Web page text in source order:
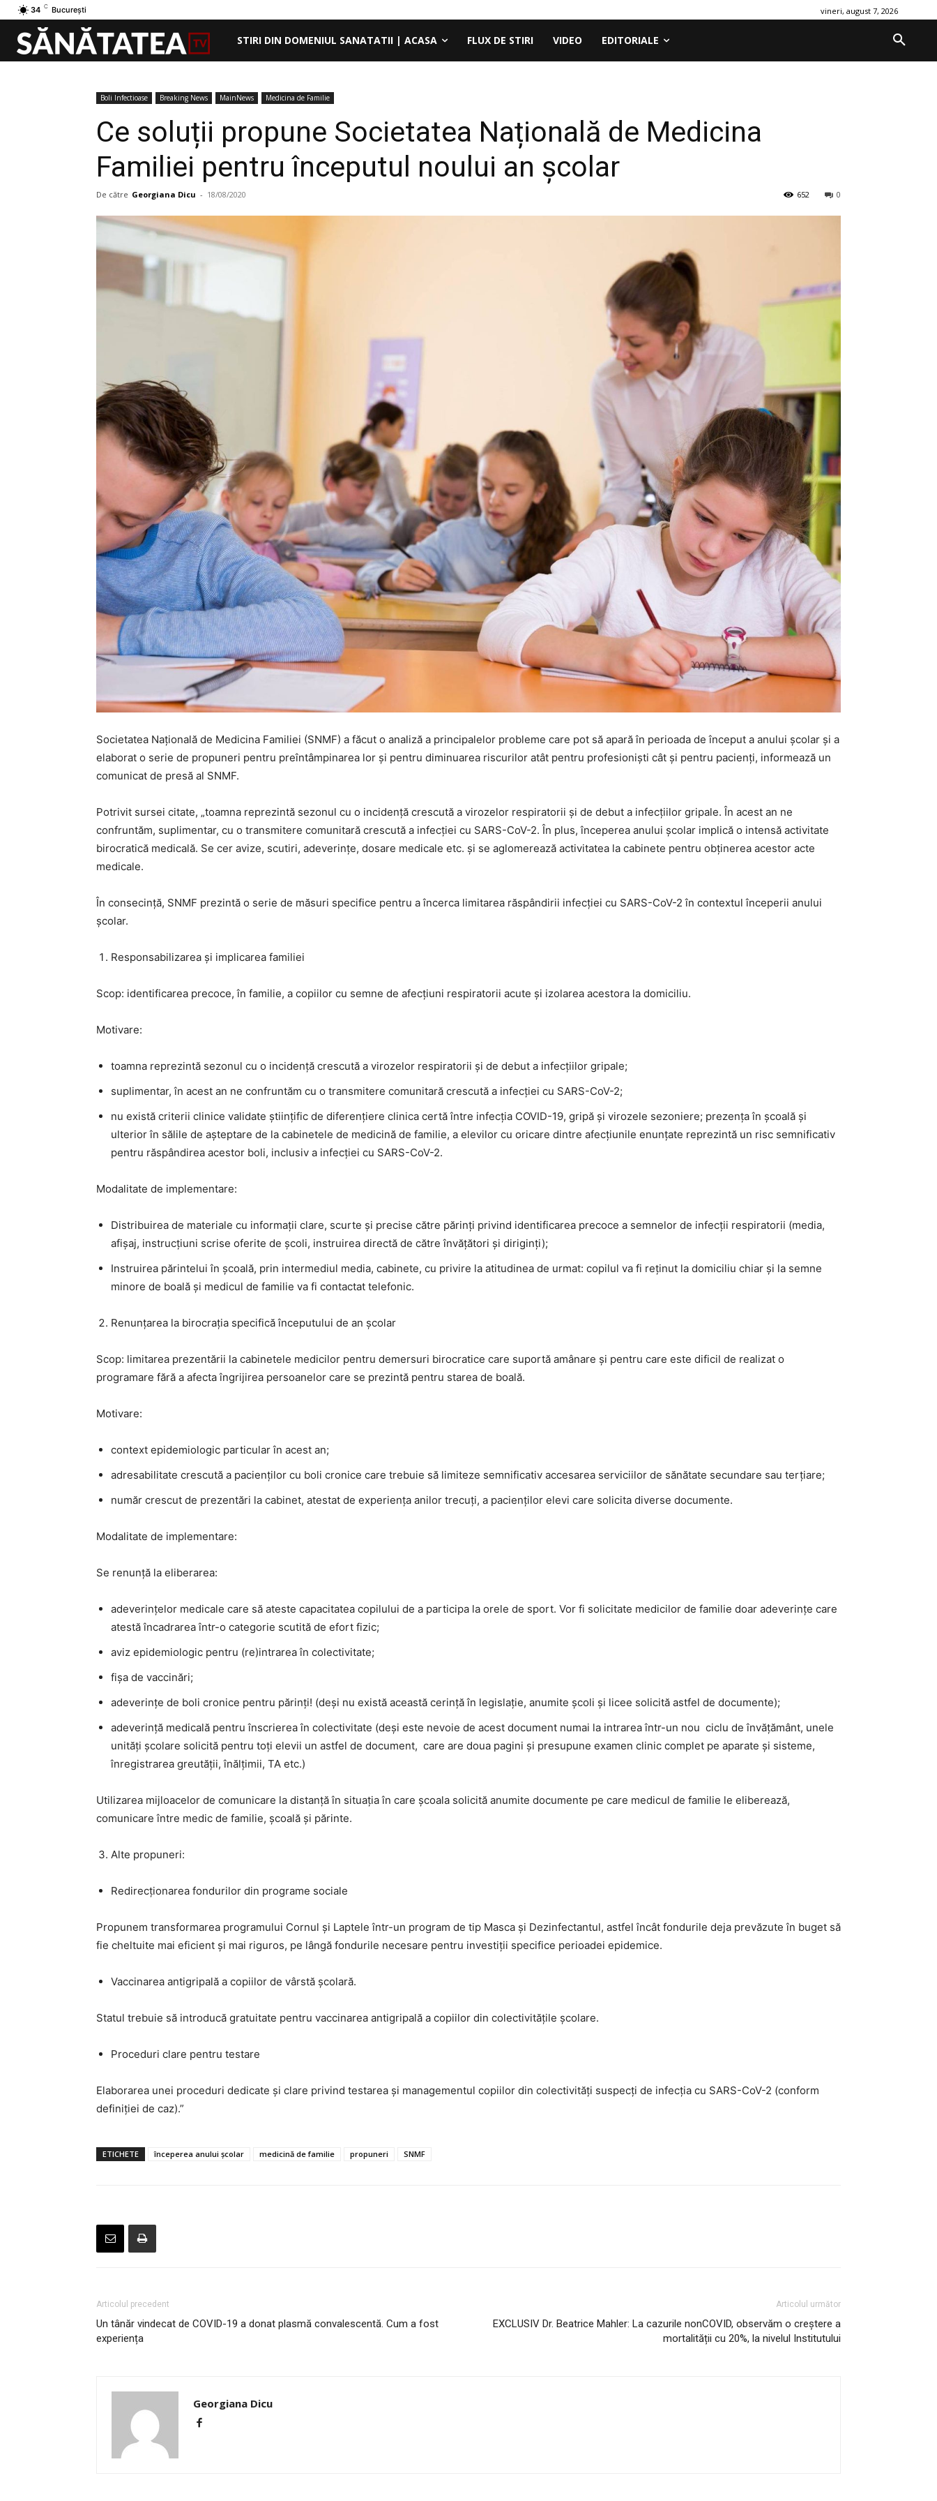
34 C București vineri, august 7, 2026
STIRI DIN DOMENIUL SANATATII | ACASA FLUX DE STIRI VIDEO EDITORIALE
Boli Infectioase Breaking News MainNews Medicina de Familie
Ce soluții propune Societatea Națională de Medicina
Familiei pentru începutul noului an școlar
De către Georgiana Dicu - 18/08/2020 0
652
Societatea Națională de Medicina Familiei (SNMF) a făcut o analiză a principalelor probleme care pot să apară în perioada de început a anului școlar și a
elaborat o serie de propuneri pentru preîntâmpinarea lor și pentru diminuarea riscurilor atât pentru profesioniști cât și pentru pacienți, informează un
comunicat de presă al SNMF.
Potrivit sursei citate, „toamna reprezintă sezonul cu o incidență crescută a virozelor respiratorii și de debut a infecțiilor gripale. În acest an ne
confruntăm, suplimentar, cu o transmitere comunitară crescută a infecției cu SARS-CoV-2. În plus, începerea anului școlar implică o intensă activitate
birocratică medicală. Se cer avize, scutiri, adeverințe, dosare medicale etc. și se aglomerează activitatea la cabinete pentru obținerea acestor acte
medicale.
În consecință, SNMF prezintă o serie de măsuri specifice pentru a încerca limitarea răspândirii infecției cu SARS-CoV-2 în contextul începerii anului
școlar.
Responsabilizarea și implicarea familiei
Scop: identificarea precoce, în familie, a copiilor cu semne de afecțiuni respiratorii acute și izolarea acestora la domiciliu.
Motivare:
toamna reprezintă sezonul cu o incidență crescută a virozelor respiratorii și de debut a infecțiilor gripale;
suplimentar, în acest an ne confruntăm cu o transmitere comunitară crescută a infecției cu SARS-CoV-2;
nu există criterii clinice validate științific de diferențiere clinica certă între infecția COVID-19, gripă și virozele sezoniere; prezența în școală și
ulterior în sălile de așteptare de la cabinetele de medicină de familie, a elevilor cu oricare dintre afecțiunile enunțate reprezintă un risc semnificativ
pentru răspândirea acestor boli, inclusiv a infecției cu SARS-CoV-2.
Modalitate de implementare:
Distribuirea de materiale cu informații clare, scurte și precise către părinți privind identificarea precoce a semnelor de infecții respiratorii (media,
afișaj, instrucțiuni scrise oferite de școli, instruirea directă de către învățători și diriginți);
Instruirea părintelui în școală, prin intermediul media, cabinete, cu privire la atitudinea de urmat: copilul va fi reținut la domiciliu chiar și la semne
minore de boală și medicul de familie va fi contactat telefonic.
Renunțarea la birocrația specifică începutului de an școlar
Scop: limitarea prezentării la cabinetele medicilor pentru demersuri birocratice care suportă amânare și pentru care este dificil de realizat o
programare fără a afecta îngrijirea persoanelor care se prezintă pentru starea de boală.
Motivare:
context epidemiologic particular în acest an;
adresabilitate crescută a pacienților cu boli cronice care trebuie să limiteze semnificativ accesarea serviciilor de sănătate secundare sau terțiare;
număr crescut de prezentări la cabinet, atestat de experiența anilor trecuți, a pacienților elevi care solicita diverse documente.
Modalitate de implementare:
Se renunță la eliberarea:
adeverințelor medicale care să ateste capacitatea copilului de a participa la orele de sport. Vor fi solicitate medicilor de familie doar adeverințe care
atestă încadrarea într-o categorie scutită de efort fizic;
aviz epidemiologic pentru (re)intrarea în colectivitate;
fișa de vaccinări;
adeverințe de boli cronice pentru părinți! (deși nu există această cerință în legislație, anumite școli și licee solicită astfel de documente);
adeverință medicală pentru înscrierea în colectivitate (deși este nevoie de acest document numai la intrarea într-un nou ciclu de învățământ, unele
unități școlare solicită pentru toți elevii un astfel de document, care are doua pagini și presupune examen clinic complet pe aparate și sisteme,
înregistrarea greutății, înălțimii, TA etc.)
Utilizarea mijloacelor de comunicare la distanță în situația în care școala solicită anumite documente pe care medicul de familie le eliberează,
comunicare între medic de familie, școală și părinte.
Alte propuneri:
Redirecționarea fondurilor din programe sociale
Propunem transformarea programului Cornul și Laptele într-un program de tip Masca și Dezinfectantul, astfel încât fondurile deja prevăzute în buget să
fie cheltuite mai eficient și mai riguros, pe lângă fondurile necesare pentru investiții specifice perioadei epidemice.
Vaccinarea antigripală a copiilor de vârstă școlară.
Statul trebuie să introducă gratuitate pentru vaccinarea antigripală a copiilor din colectivitățile școlare.
Proceduri clare pentru testare
Elaborarea unei proceduri dedicate și clare privind testarea și managementul copiilor din colectivități suspecți de infecția cu SARS-CoV-2 (conform
definiției de caz).”
ETICHETE începerea anului școlar medicină de familie propuneri SNMF
Articolul precedent
Un tânăr vindecat de COVID-19 a donat plasmă convalescentă. Cum a fost
experiența
Articolul următor
EXCLUSIV Dr. Beatrice Mahler: La cazurile nonCOVID, observăm o creștere a
mortalității cu 20%, la nivelul Institutului
Georgiana Dicu